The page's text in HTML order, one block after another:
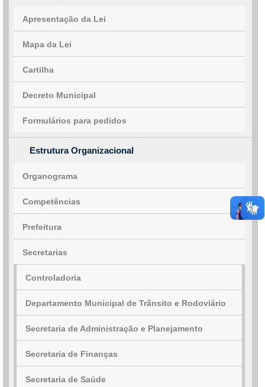
Apresentação da Lei
Mapa da Lei
Cartilha
Decreto Municipal
Formulários para pedidos
Estrutura Organizacional
Organograma
Competências
Prefeitura
Secretarias
Controladoria
Departamento Municipal de Trânsito e Rodoviário
Secretaria de Administração e Planejamento
Secretaria de Finanças
Secretaria de Saúde